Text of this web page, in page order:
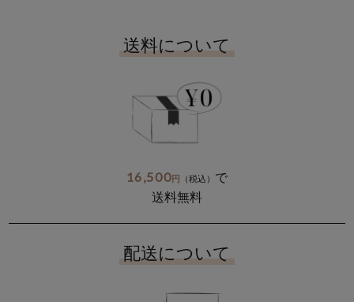
送料について
16,500円 （税込） で
送料無料
配送について